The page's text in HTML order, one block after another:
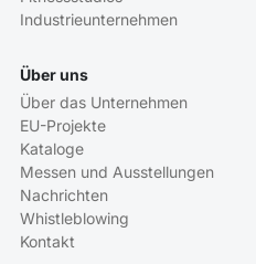
Industrieunternehmen
Über uns
Über das Unternehmen
EU-Projekte
Kataloge
Messen und Ausstellungen
Nachrichten
Whistleblowing
Kontakt